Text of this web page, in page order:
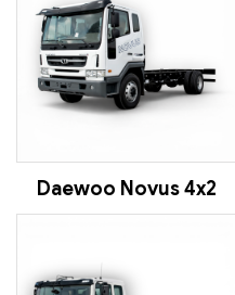
Daewoo Novus 4x2